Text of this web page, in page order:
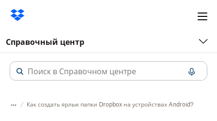
Справочный центр
Как создать ярлык папки Dropbox на устройствах Android?